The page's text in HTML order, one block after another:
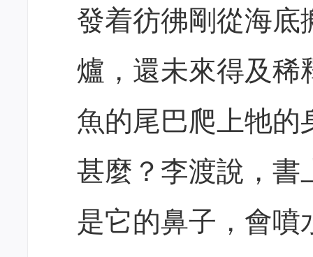
發着彷彿剛從海底
爐，還未來得及稀
魚的尾巴爬上牠的
甚麼？李渡說，書
是它的鼻子，會噴